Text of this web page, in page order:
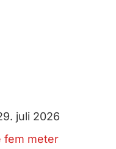
juli 2026
fem meter